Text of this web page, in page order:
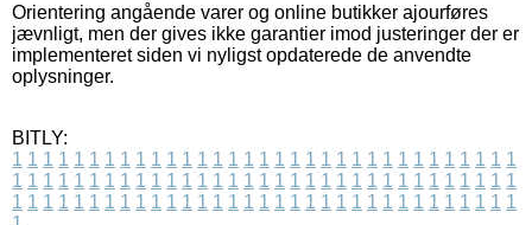
Orientering angående varer og online butikker ajourføres
jævnligt, men der gives ikke garantier imod justeringer der er
implementeret siden vi nyligst opdaterede de anvendte
oplysninger.
BITLY:
1 1 1 1 1 1 1 1 1 1 1 1 1 1 1 1 1 1 1 1 1 1 1 1 1 1 1 1 1 1 1 1 1
1 1 1 1 1 1 1 1 1 1 1 1 1 1 1 1 1 1 1 1 1 1 1 1 1 1 1 1 1 1 1 1 1
1 1 1 1 1 1 1 1 1 1 1 1 1 1 1 1 1 1 1 1 1 1 1 1 1 1 1 1 1 1 1 1 1